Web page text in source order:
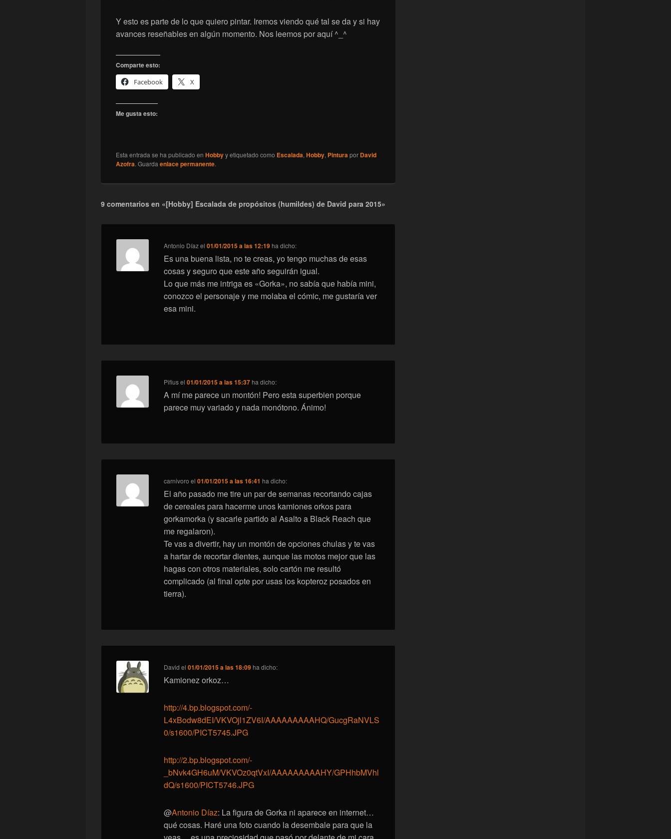
Y esto es parte de lo que quiero pintar. Iremos viendo qué tal se da y si hay
avances reseñables en algún momento. Nos leemos por aquí ^_^
Comparte esto:
Facebook
X
Me gusta esto:
Esta entrada se ha publicado en Hobbyy etiquetado como Escalada, Hobby, Pinturapor David
Azofra. Guarda enlace permanente.
9 comentarios en «[Hobby] Escalada de propósitos (humildes) de David para 2015»
Antonio Díazel01/01/2015 a las 12:19ha dicho:
Es una buena lista, no te creas, yo tengo muchas de esas
cosas y seguro que este año seguirán igual.
Lo que más me intriga es «Gorka», no sabía que había mini,
conozco el personaje y me molaba el cómic, me gustaría ver
esa mini.
Pifiusel01/01/2015 a las 15:37ha dicho:
A mí me parece un montón! Pero esta superbien porque
parece muy variado y nada monótono. Ánimo!
carnivoro el01/01/2015 a las 16:41 ha dicho:
El año pasado me tire un par de semanas recortando cajas
de cereales para hacerme unos kamiones orkos para
gorkamorka (y sacarle partido al Asalto a Black Reach que
me regalaron).
Te vas a divertir, hay un montón de opciones chulas y te vas
a hartar de recortar dientes, aunque las motos mejor que las
hagas con otros materiales, solo cartón me resultó
complicado (al final opte por usas los kopteroz posados en
tierra).
David el01/01/2015 a las 18:09ha dicho:
Kamionez orkoz…
http://4.bp.blogspot.com/-
L4xBodw8dEI/VKVOjl1ZV6I/AAAAAAAAAHQ/GucgRaNVLS
0/s1600/PICT5745.JPG
http://2.bp.blogspot.com/-
_bNvk4GH6uM/VKVOz0qtVxI/AAAAAAAAAHY/GPHhbMVhl
dQ/s1600/PICT5746.JPG
@Antonio Díaz: La figura de Gorka ni aparece en internet…
qué cosas. Haré una foto cuando la desembale para que la